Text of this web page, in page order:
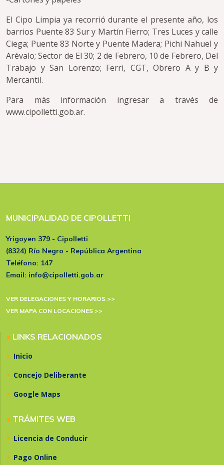
El Cipo Limpia ya recorrió durante el presente año, los
barrios Puente 83 Sur y Martín Fierro; Tres Luces y calle
Ciega; Puente 83 Norte y Puente Madera; Pichi Nahuel y
Arévalo; Sector de El 30; 2 de Febrero, 10 de Febrero, Del
Trabajo y San Lorenzo; Ferri, CGT, Obrero A y B y
Mercantil.
Para más información ingresar a través de
www.cipolletti.gob.ar.
MUNICIPALIDAD DE CIPOLLETTI
Yrigoyen 379 - Cipolletti
(8324) Río Negro - República Argentina
Teléfono: 147
Email: info@cipolletti.gob.ar
VER DELEGACIONES Y HORARIOS >>
VER MAPA CON LOCACIONES >>
• LINKS RELACIONADOS
• Inicio
• Concejo Deliberante
• Google Maps
• TRÁMITES WEB
• Licencia de Conducir
• Pago Online